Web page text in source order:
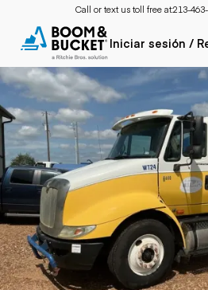
Call or text us toll free at:213-
Iniciar sesión /